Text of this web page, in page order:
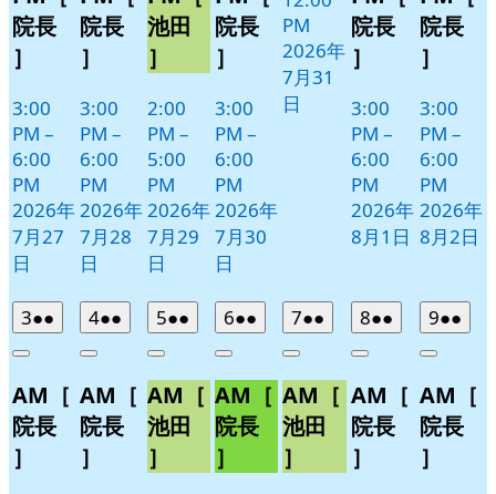
院長
］
3:00
PM –
6:00
PM
2026年
7月27
日
院長
］
3:00
PM –
6:00
PM
2026年
7月28
日
池田
］
2:00
PM –
5:00
PM
2026年
7月29
日
院長
］
3:00
PM –
6:00
PM
2026年
7月30
日
PM
2026年
7月31
日
院長
］
3:00
PM –
6:00
PM
2026年
8月1日
院長
］
3:00
PM –
6:00
PM
2026年
8月2日
32026
年
月
3
日
●●
件
イ
ベ
Close
AM［
院長
］
42026
年
月
4
日
●●
件
イ
ベ
Close
AM［
院長
］
52026
年
月
5
日
●●
件
イ
ベ
ト)
Close
AM［
池田
］
62026
年
月
6
日
●●
件
イ
ベ
ト)
Close
AM［
院長
］
72026
年
月
7
日
●●
件
イ
ベ
ト)
Close
AM［
池田
］
82026
年
月
8
日
●●
件
イ
ベ
Close
AM［
院長
］
92026
年
月
9
日
●●
件
イ
ベ
Close
AM［
院長
］